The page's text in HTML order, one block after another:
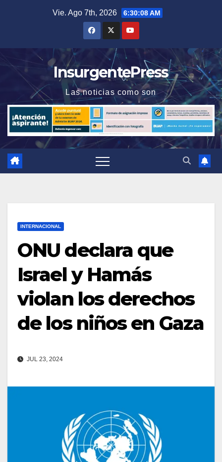
Vie. Ago 7th, 2026 6:30:08 AM
InsurgentePress
Las noticias como son
INTERNACIONAL
ONU declara que
Israel y Hamás
violan los derechos
de los niños en Gaza
JUL 23, 2024